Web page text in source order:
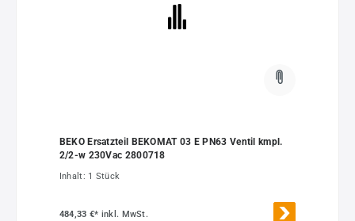
BEKO Ersatzteil BEKOMAT 03 E PN63 Ventil kmpl.
2/2-w 230Vac 2800718
Inhalt: 1 Stück
484,33 €* inkl. MwSt.